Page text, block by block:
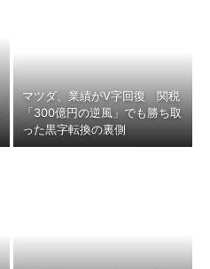
マツダ、業績がV字回復 関税
「300億円の逆風」でも勝ち取
った黒字転換の裏側